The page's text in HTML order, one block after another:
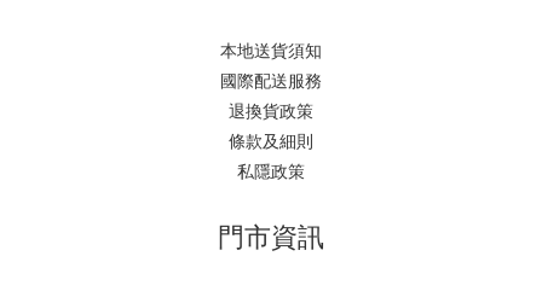
本地送貨須知
國際配送服務
退換貨政策
條款及細則
私隱政策
門市資訊